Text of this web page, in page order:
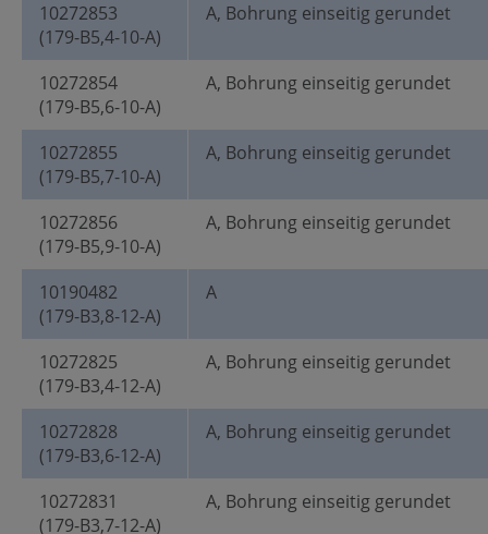
10272853
(179-B5,4-10-A)
A, Bohrung einseitig gerundet
10272854
(179-B5,6-10-A)
A, Bohrung einseitig gerundet
10272855
(179-B5,7-10-A)
A, Bohrung einseitig gerundet
10272856
(179-B5,9-10-A)
A, Bohrung einseitig gerundet
10190482
(179-B3,8-12-A)
A
10272825
(179-B3,4-12-A)
A, Bohrung einseitig gerundet
10272828
(179-B3,6-12-A)
A, Bohrung einseitig gerundet
10272831
(179-B3,7-12-A)
A, Bohrung einseitig gerundet